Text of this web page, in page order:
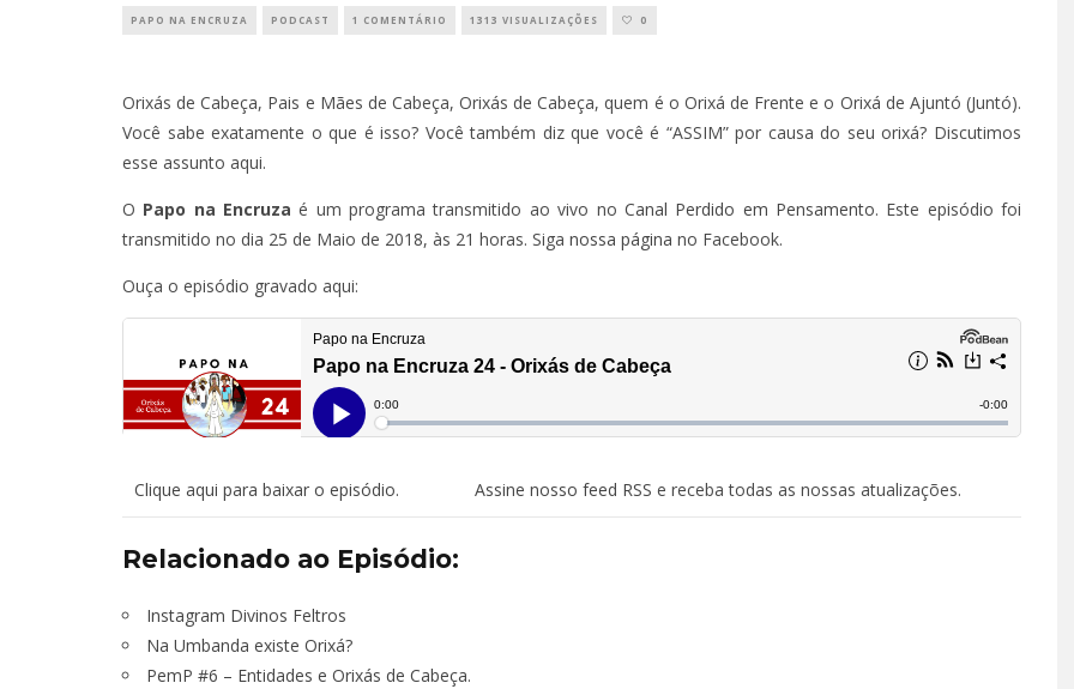
PAPO NA ENCRUZA PODCAST 1 COMENTÁRIO 1313 VISUALIZAÇÕES 0
Orixás de Cabeça, Pais e Mães de Cabeça, Orixás de Cabeça, quem é o Orixá de Frente e o Orixá de Ajuntó (Juntó).
Você sabe exatamente o que é isso? Você também diz que você é “ASSIM” por causa do seu orixá? Discutimos
esse assunto aqui.
O Papo na Encruzaé um programa transmitido ao vivo no Canal Perdido em Pensamento. Este episódio foi
transmitido no dia 25 de Maio de 2018, às 21 horas. Siga nossa página no Facebook.
Ouça o episódio gravado aqui:
Clique aqui para baixar o episódio. Assine nosso feed RSS e receba todas as nossas atualizações.
Relacionado ao Episódio:
Instagram Divinos Feltros
Na Umbanda existe Orixá?
PemP #6 – Entidades e Orixás de Cabeça.